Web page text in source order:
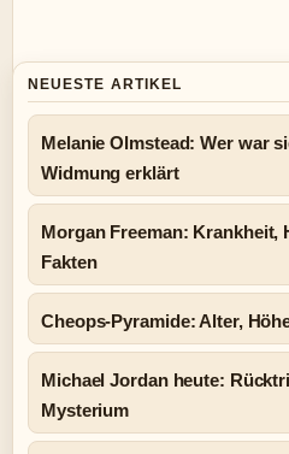
NEUESTE ARTIKEL
Melanie Olmstead: Wer war
Widmung erklärt
Morgan Freeman: Krankheit,
Fakten
Cheops-Pyramide: Alter,
Michael Jordan heute:
Mysterium